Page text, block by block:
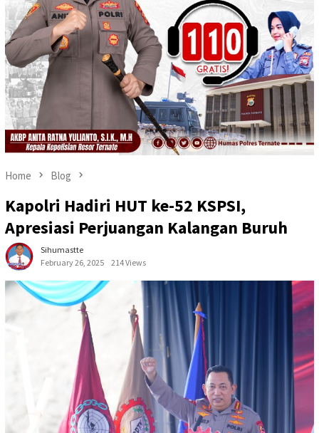
Home Blog
Kapolri Hadiri HUT ke-52 KSPSI,
Apresiasi Perjuangan Kalangan Buruh
Sihumastte
February 26, 2025
214 Views